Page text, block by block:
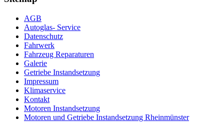
AGB
Autoglas- Service
Datenschutz
Fahrwerk
Fahrzeug Reparaturen
Galerie
Getriebe Instandsetzung
Impressum
Klimaservice
Kontakt
Motoren Instandsetzung
Motoren und Getriebe Instandsetzung Rheinmünster